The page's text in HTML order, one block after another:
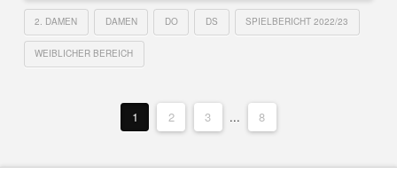
2. DAMEN DAMEN DO DS SPIELBERICHT 2022/23
WEIBLICHER BEREICH
1 2 3 ... 8